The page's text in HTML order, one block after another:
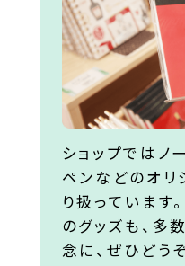
ショップではノ
ペンなどのオリ
り扱っています
のグッズも、多
念に、ぜひどうぞ